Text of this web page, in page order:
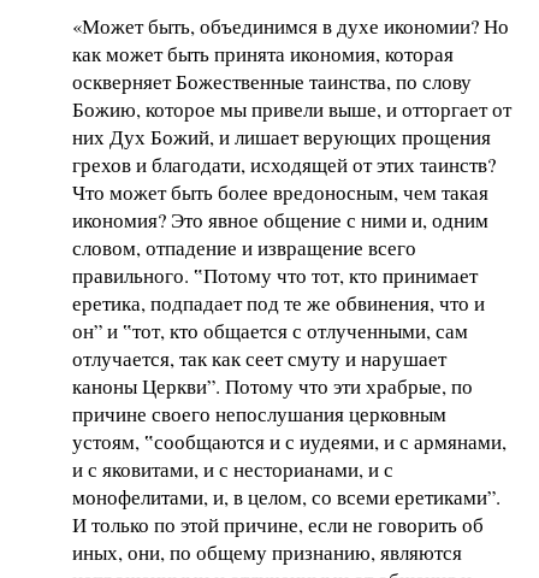
«Может быть, объединимся в духе икономии? Но
как может быть принята икономия, которая
оскверняет Божественные таинства, по слову
Божию, которое мы привели выше, и отторгает от
них Дух Божий, и лишает верующих прощения
грехов и благодати, исходящей от этих таинств?
Что может быть более вредоносным, чем такая
икономия? Это явное общение с ними и, одним
словом, отпадение и извращение всего
правильного. ‟Потому что тот, кто принимает
еретика, подпадает под те же обвинения, что и
он” и ‟тот, кто общается с отлученными, сам
отлучается, так как сеет смуту и нарушает
каноны Церкви”. Потому что эти храбрые, по
причине своего непослушания церковным
устоям, ‟сообщаются и с иудеями, и с армянами,
и с яковитами, и с несторианами, и с
монофелитами, и, в целом, со всеми еретиками”.
И только по этой причине, если не говорить об
иных, они, по общему признанию, являются